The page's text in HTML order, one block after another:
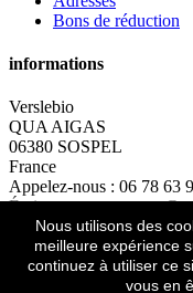
Bons de réduction
informations
Verslebio
QUA AIGAS
06380 SOSPEL
France
Appelez-nous : 06 78 63
Écrivez-nous :
informations
Nous utilisons des
meilleure expérience
continuez à utiliser ce
vous en
2018 Minerall Group